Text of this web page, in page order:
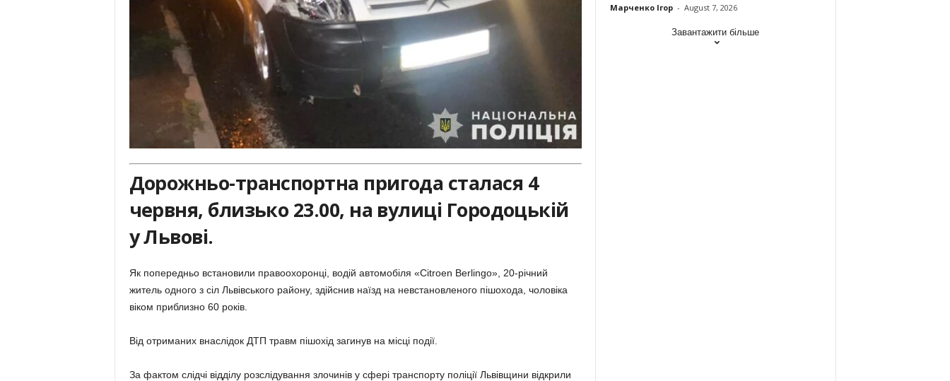
Дорожньо-транспортна пригода сталася 4
червня, близько 23.00, на вулиці Городоцькій
у Львові.
Як попередньо встановили правоохоронці, водій автомобіля «Citroen Berlingo», 20-річний
житель одного з сіл Львівського району, здійснив наїзд на невстановленого пішохода, чоловіка
віком приблизно 60 років.
Від отриманих внаслідок ДТП травм пішохід загинув на місці події.
За фактом слідчі відділу розслідування злочинів у сфері транспорту поліції Львівщини відкрили
Марченко Ігор - August 7, 2026
Завантажити більше